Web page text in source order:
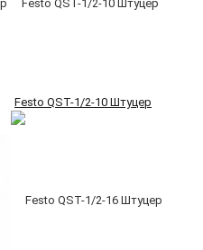
Festo QST-1/2-10 Штуцер